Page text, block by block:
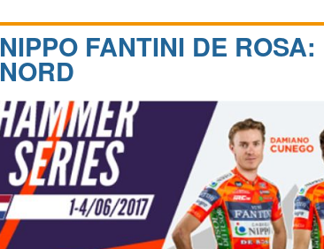
NIPPO FANTINI DE
NORD